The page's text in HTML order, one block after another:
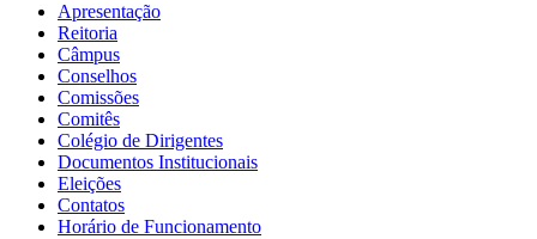
Apresentação
Reitoria
Câmpus
Conselhos
Comissões
Comitês
Colégio de Dirigentes
Documentos Institucionais
Eleições
Contatos
Horário de Funcionamento